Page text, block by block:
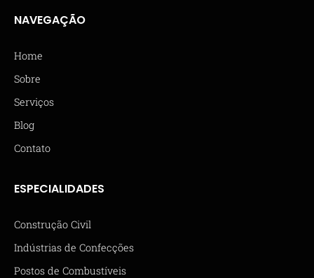
NAVEGAÇÃO
Home
Sobre
Serviços
Blog
Contato
ESPECIALIDADES
Construção Civil
Indústrias de Confecções
Postos de Combustíveis